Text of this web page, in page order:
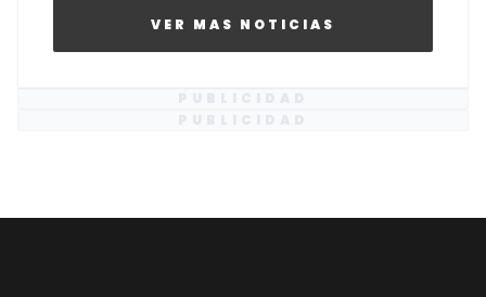
VER MAS NOTICIAS